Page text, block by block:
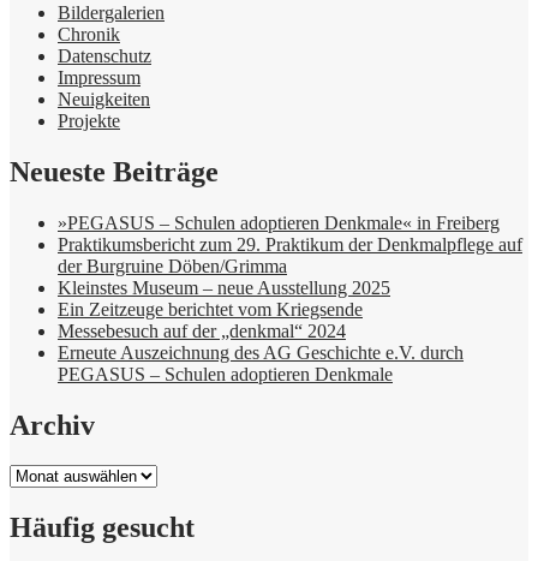
Bildergalerien
Chronik
Datenschutz
Impressum
Neuigkeiten
Projekte
Neueste Beiträge
»PEGASUS – Schulen adoptieren Denkmale« in Freiberg
Praktikumsbericht zum 29. Praktikum der Denkmalpflege auf
der Burgruine Döben/Grimma
Kleinstes Museum – neue Ausstellung 2025
Ein Zeitzeuge berichtet vom Kriegsende
Messebesuch auf der „denkmal“ 2024
Erneute Auszeichnung des AG Geschichte e.V. durch
PEGASUS – Schulen adoptieren Denkmale
Archiv
Archiv
Häufig gesucht